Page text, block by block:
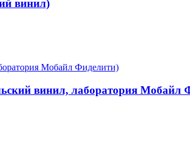
винил)
винил, лаборатория Мобайл